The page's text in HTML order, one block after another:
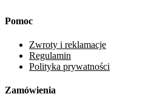
Pomoc
Zwroty i reklamacje
Regulamin
Polityka prywatności
Zamówienia